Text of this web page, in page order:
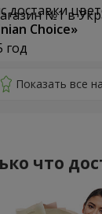
доставки
Choice»
год
что